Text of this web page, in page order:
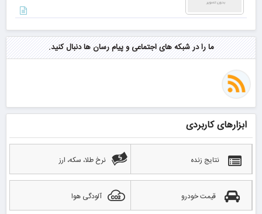
ما را در شبکه های اجتماعی و پیام رسان ها دنبال کنید.
ابزارهای کاربردی
نتایج زنده نرخ طلا، سکه، ارز
قیمت خودرو آلودگی هوا